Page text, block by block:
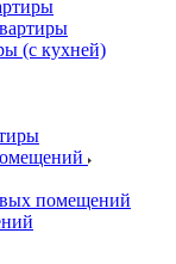
(с кухней)
помещений